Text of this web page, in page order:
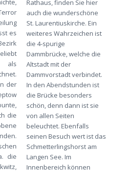
es
als
der
die
die
Rathaus, finden Sie hier
auch die wunderschöne
St. Laurentiuskirche. Ein
weiteres Wahrzeichen ist
die 4-spurige
Dammbrücke, welche die
Altstadt mit der
Dammvorstadt verbindet.
In den Abendstunden ist
die Brücke besonders
schön, denn dann ist sie
von allen Seiten
beleuchtet. Ebenfalls
seinen Besuch wert ist das
Schmetterlingshorst am
Langen See. Im
Innenbereich können